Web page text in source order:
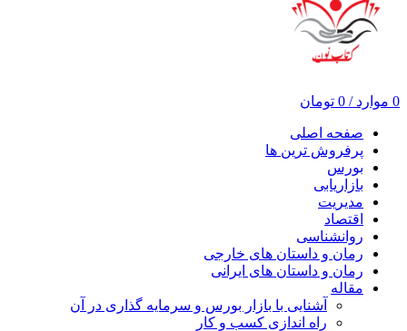
0 موارد /
0 تومان
صفحه اصلی
پرفروش ترین ها
بورس
بازاریابی
مدیریت
اقتصاد
روانشناسی
رمان و داستان های خارجی
رمان و داستان های ایرانی
مقاله
آشنایی با بازار بورس و سرمایه گذاری در آن
راه اندازی کسب و کار